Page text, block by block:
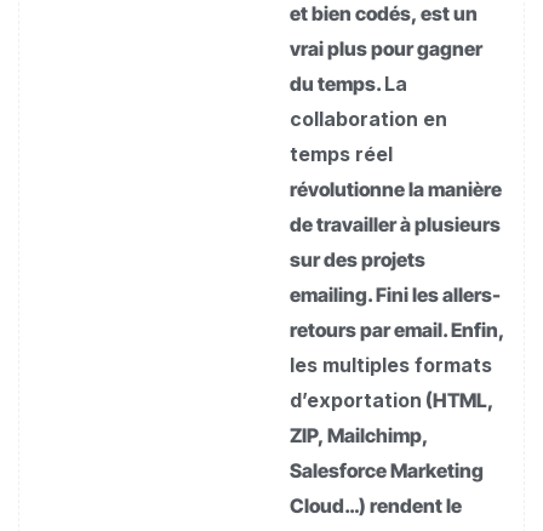
et bien codés, est un
vrai plus pour gagner
du temps. La
collaboration en
temps réel
révolutionne la manière
de travailler à plusieurs
sur des projets
emailing. Fini les allers-
retours par email. Enfin,
les multiples formats
d’exportation (HTML,
ZIP, Mailchimp,
Salesforce Marketing
Cloud…) rendent le